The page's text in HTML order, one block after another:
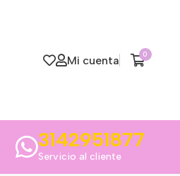
Mi cuenta 0
3142951877
Servicio al cliente